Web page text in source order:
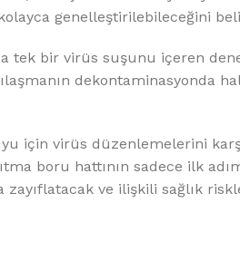
genelleştirilebileceğini
tek bir virüs suşunu içeren
dekontaminasyonda
için virüs düzenlemelerini
boru hattının sadece ilk
ve ilişkili sağlık